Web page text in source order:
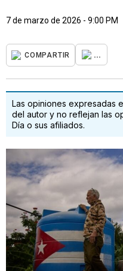
7 de marzo de 2026 - 9:00 PM
COMPARTIR ...
Las opiniones expresadas
del autor y no reflejan las
Día o sus afiliados.